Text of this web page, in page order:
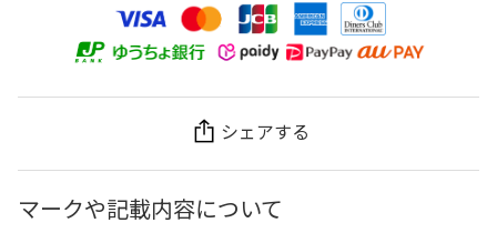
シェアする
マークや記載内容について